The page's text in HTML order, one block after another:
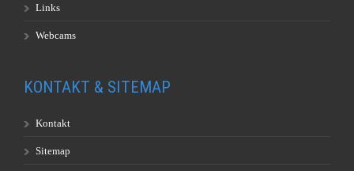
Links
Webcams
KONTAKT & SITEMAP
Kontakt
Sitemap